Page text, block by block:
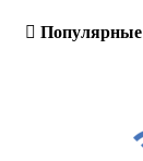
Популярные